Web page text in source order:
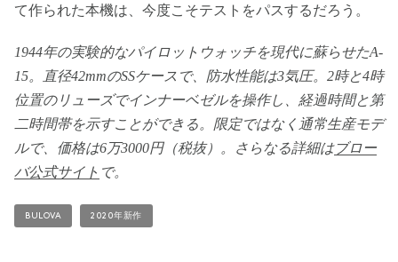
て作られた本機は、今度こそテストをパスするだろう。
1944年の実験的なパイロットウォッチを現代に蘇らせたA-
15。直径42mmのSSケースで、防水性能は3気圧。2時と4時
位置のリューズでインナーベゼルを操作し、経過時間と第
二時間帯を示すことができる。限定ではなく通常生産モデ
ルで、価格は6万3000円（税抜）。さらなる詳細はブロー
バ公式サイト で。
BULOVA 2020年新作